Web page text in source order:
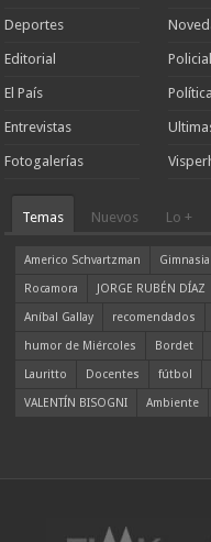
Deportes
Editorial
El País
Entrevistas
Fotogalerías
Política
Temas Nuevos Lo +
Americo Schvartzman Gimnasia
Rocamora
JORGE RUBÉN DÍAZ
Aníbal Gallay
recomendados
humor de Miércoles
Bordet
Lauritto
Docentes fútbol
VALENTÍN BISOGNI
Ambiente